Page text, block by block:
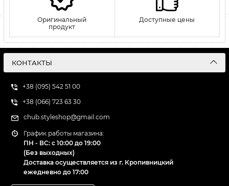
Оригинальный
продукт
Доступные цены
КОНТАКТЫ
+38 (095) 542 51 00
+38 (066) 723 63 30
chub.styleshop@gmail.com
График работы магазина:
ПН - ВС: с 10:00 до 19:00
(Без выходных)
Доставка осуществляется из г. Кропивницкий
ежедневно до 17:00